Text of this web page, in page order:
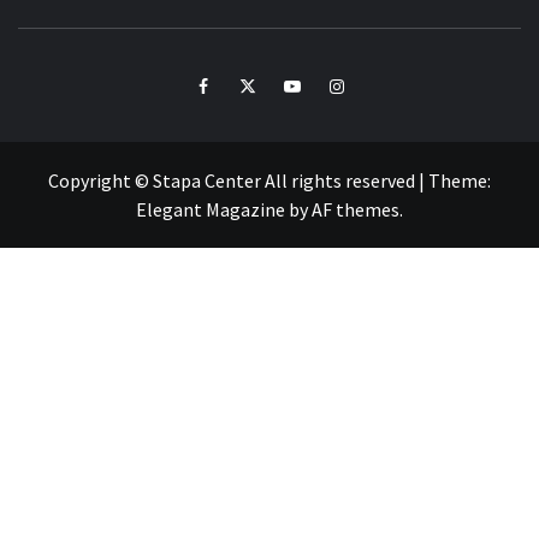
FacebookTwitterYoutubeInstagram
Copyright © Stapa Center All rights reserved | Theme:
Elegant Magazine byAF themes.